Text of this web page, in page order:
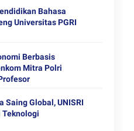
Bahasa
Universitas PGRI
Berbasis
Mitra Polri
Saing Global, UNISRI
Teknologi